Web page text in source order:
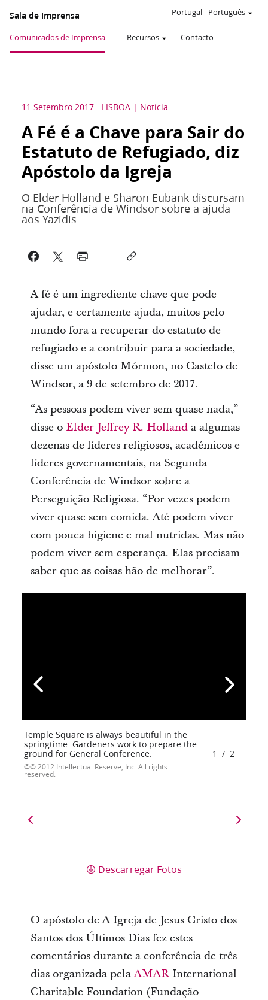
Sala de Imprensa
Comunicados de Imprensa Recursos Contacto
Portugal- Português
11 Setembro 2017 - LISBOA Notícia
A Fé é a Chave para Sair do
Estatuto de Refugiado, diz
Apóstolo da Igreja
O Elder Holland e Sharon Eubank discursam
na Conferência de Windsor sobre a ajuda
aos Yazidis
A fé é um ingrediente chave que pode
ajudar, e certamente ajuda, muitos pelo
mundo fora a recuperar do estatuto de
refugiado e a contribuir para a sociedade,
disse um apóstolo Mórmon, no Castelo de
Windsor, a 9 de setembro de 2017.
“As pessoas podem viver sem quase nada,”
disse o Elder Jeffrey R. Hollanda algumas
dezenas de líderes religiosos, académicos e
líderes governamentais, na Segunda
Conferência de Windsor sobre a
Perseguição Religiosa. “Por vezes podem
viver quase sem comida. Até podem viver
com pouca higiene e mal nutridas. Mas não
podem viver sem esperança. Elas precisam
saber que as coisas hão de melhorar”.
Temple Square is always beautiful in the
springtime. Gardeners work to prepare the
ground for General Conference.
© 2012 Intellectual Reserve, Inc. All rights
reserved.
1 / 2
Descarregar Fotos
O apóstolo de A Igreja de Jesus Cristo dos
Santos dos Últimos Dias fez estes
comentários durante a conferência de três
dias organizada pelaAMARInternational
Charitable Foundation (Fundação